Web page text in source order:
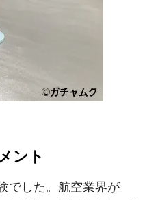
ント
でした。航空業界が